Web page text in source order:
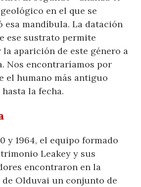
en el que se
esa mandíbula. La datación
ese sustrato permite
la aparición de este género a
Nos encontraríamos por
el humano más antiguo
la fecha.
y 1964, el equipo formado
Leakey y sus
encontraron en la
de Olduvai un conjunto de